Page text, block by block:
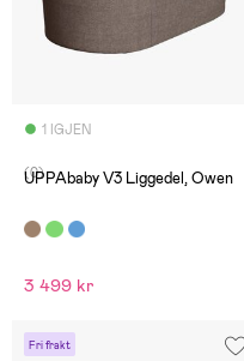
1 IGJEN
(0)
UPPAbaby V3 Liggedel, Owen
3 499 kr
Fri frakt